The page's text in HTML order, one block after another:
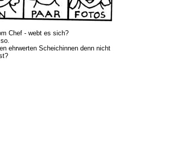
Chef - webt es sich?
ehrwerten Scheichinnen denn nicht